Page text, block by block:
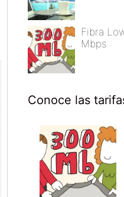
Fibra
Mbps
Conoce las